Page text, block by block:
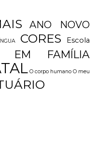
ANO NOVO
CORES Escola
EM FAMÍLIA
O corpo humano O meu